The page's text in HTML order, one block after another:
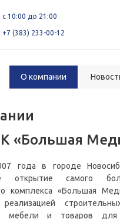
+7 (383) 233-00-12
c 10:00 до 21:00
Сервисы
Новоселам
+7 (383) 233-00-12
О компании
«Большая
года в городе
открытие самого
комплекса «Большая
реализацией
мебели и товаров для